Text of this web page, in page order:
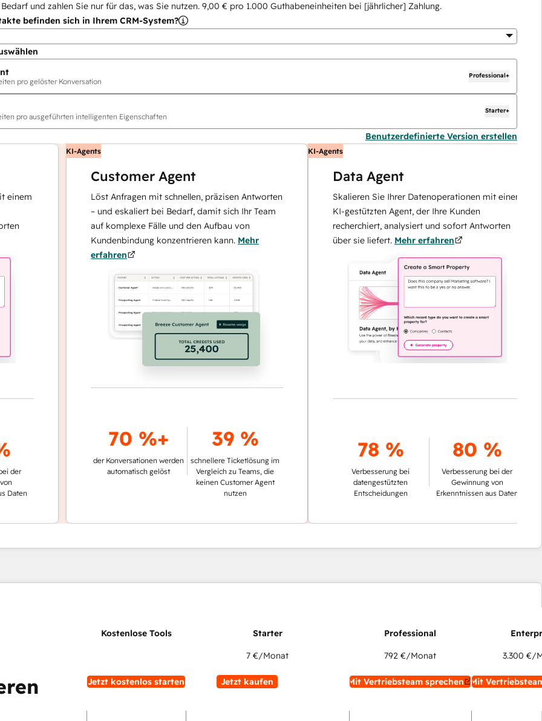
und zahlen Sie nur für das, was Sie nutzen. 9,00 € pro 1.000 Guthabeneinheiten bei [jährlicher] Zahlung.
befinden sich in Ihrem CRM-System?
pro gelöster Konversation
Professional+
pro ausgeführten intelligenten Eigenschaften
Starter+
Benutzerdefinierte Version erstellen
KI-Agents
Customer Agent
Löst Anfragen mit schnellen, präzisen Antworten
– und eskaliert bei Bedarf, damit sich Ihr Team
auf komplexe Fälle und den Aufbau von
Kundenbindung konzentrieren kann.Mehr
erfahren
70 %+
der Konversationen werden
automatisch gelöst
39 %
schnellere Ticketlösung im
Vergleich zu Teams, die
keinen Customer Agent
nutzen
KI-Agents
Data Agent
Skalieren Sie Ihrer Datenoperationen mit einem
KI-gestützten Agent, der Ihre Kunden
recherchiert, analysiert und sofort Antworten
über sie liefert.Mehr erfahren
78 %
Verbesserung bei
datengestützten
Entscheidungen
80 %
Verbesserung bei der
Gewinnung von
Erkenntnissen aus Daten
Jetzt kostenlos starten
7 €/Monat
Jetzt kaufen
792 €/Monat
Mit Vertriebsteam sprechen
3.300 €/
Mit